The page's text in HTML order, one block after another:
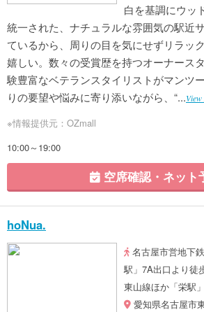
白を基調にウッ
統一された、ナチュラルな雰囲気の駅近
ているから、周りの目を気にせずリラッ
嬉しい。数々の受賞歴を持つオーナース
験豊富なベテランスタイリストがマンツ
りの要望や悩みに寄り添いながら、“...
※情報提供元：OZmall
10:00～19:00
空席確認・ネット
hoNua.
名古屋市営地下
駅」7A出口より徒
東山線ほか「栄駅
愛知県名古屋市